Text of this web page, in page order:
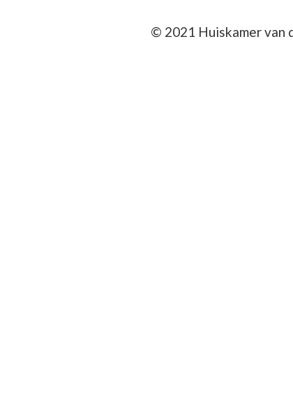
© 2021 Huiskamer van